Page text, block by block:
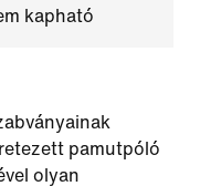
kapható
pamutpóló
olyan